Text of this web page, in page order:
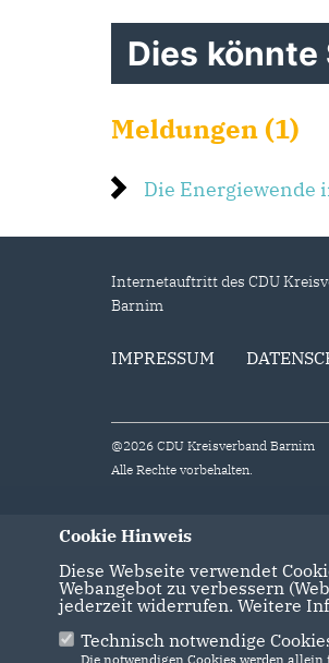
Dies
Meldungen (1)
Die Energiewende
Internetauftritt des CDU
Barnim
IMPRESSUM
@2026 CDU Kreisverband Barnim
Alle Rechte vorbehalten.
Cookie Hinweis
Diese Webseite verwendet
Webangebot zu verbessern
jederzeit widerrufen. Weitere
Technisch notwendige
Die notwendigen Cookies werden